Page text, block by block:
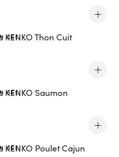
SEL
KENKO Thon Cuit
SEL
KENKO Saumon
SEL
KENKO Poulet Cajun